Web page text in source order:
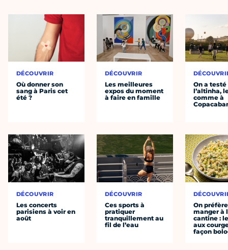
DÉCOUVRIR
Où donner son
sang à Paris cet
été ?
DÉCOUVRIR
Les concerts
parisiens à voir en
août
DÉCOUVRIR
Les meilleures
expos du moment
à faire en famille
DÉCOUVRIR
Ces sports à
pratiquer
tranquillement au
fil de l’eau
On a testé
l’altinha,
comme à
On préfère
manger à
cantine :
aux
façon